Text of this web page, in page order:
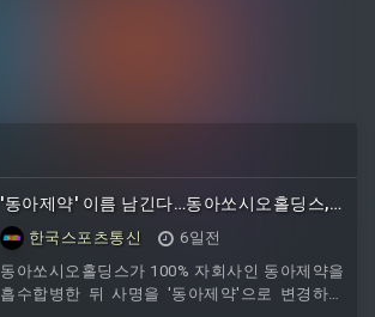
'동아제약' 이름 남긴다…동아쏘시오홀딩스,
사명 변경 추진
한국스포츠통신
6일전
동아쏘시오홀딩스가 100% 자회사인 동아제약을
흡수합병한 뒤 사명을 '동아제약'으로 변경하는